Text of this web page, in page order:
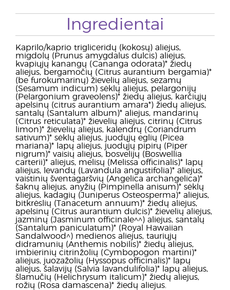
Ingredientai
Kaprilo/kaprio trigliceridų (kokosų) aliejus,
migdolų (Prunus amygdalus dulcis) aliejus,
kvapiųjų kanangų (Cananga odorata)* žiedų
aliejus, bergamočių (Citrus aurantium bergamia)*
(be furokumarinų) žievelių aliejus, sezamų
(Sesamum indicum) sėklų aliejus, pelargonijų
(Pelargonium graveolens)* žiedų aliejus, karčiųjų
apelsinų (citrus aurantium amara*) žiedų aliejus,
santalų (Santalum album)* aliejus, mandarinų
(Citrus reticulata)* žievelių aliejus, citrinų (Citrus
limon)* žievelių aliejus, kalendrų (Coriandrum
sativum)* sėklų aliejus, juodųjų eglių (Picea
mariana)* lapų aliejus, juodųjų pipirų (Piper
nigrum)* vaisių aliejus, bosvelijų (Boswellia
carterii)* aliejus, melisų (Melissa officinalis)* lapų
aliejus, levandų (Lavandula angustifolia)* aliejus,
vaistinių šventagaršvių (Angelica archangelica)*
šaknų aliejus, anyžių (Pimpinella anisum)* sėklų
aliejus, kadagių (Juniperus Osteosperma)* aliejus,
bitkrėslių (Tanacetum annuum)* žiedų aliejus,
apelsinų (Citrus aurantium dulcis)* žievelių aliejus,
jazminų (Jasminum officinale^^) aliejus, santalų
(Santalum paniculatum)* (Royal Hawaiian
Sandalwood^) medienos aliejus, tauriųjų
didramunių (Anthemis nobilis)* žiedų aliejus,
imbierinių citrinžolių (Cymbopogon martini)*
aliejus, juozažolių (Hyssopus officinalis)* lapų
aliejus, šalavijų (Salvia lavandulifolia)* lapų aliejus,
šlamučių (Helichrysum italicum)* žiedų aliejus,
rožių (Rosa damascena)* žiedų aliejus.